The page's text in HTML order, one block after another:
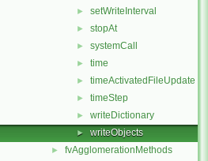
► setWriteInterval
► stopAt
► systemCall
► time
► timeActivatedFileUpdate
► timeStep
► writeDictionary
► writeObjects
► fvAgglomerationMethods